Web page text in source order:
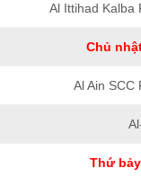
Al Ittihad Kalba
Chủ
Al Ain SCC
Thứ